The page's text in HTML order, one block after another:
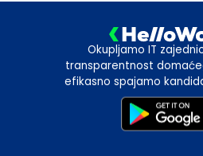
Okupljamo IT
transparentnost
efikasno spajamo